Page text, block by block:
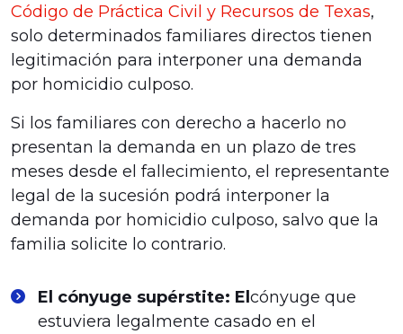
Código de Práctica Civil y Recursos de Texas,
solo determinados familiares directos tienen
legitimación para interponer una demanda
por homicidio culposo.
Si los familiares con derecho a hacerlo no
presentan la demanda en un plazo de tres
meses desde el fallecimiento, el representante
legal de la sucesión podrá interponer la
demanda por homicidio culposo, salvo que la
familia solicite lo contrario.
El cónyuge supérstite: Elcónyuge que
estuviera legalmente casado en el